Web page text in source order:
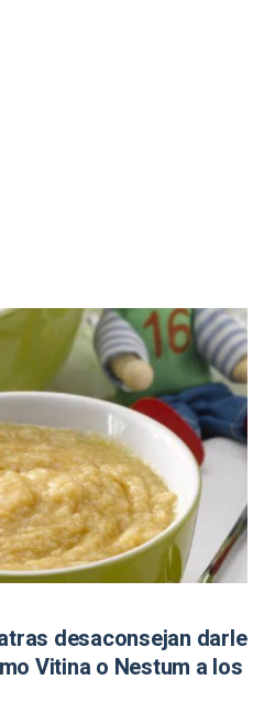
desaconsejan darle
Vitina o Nestum a los